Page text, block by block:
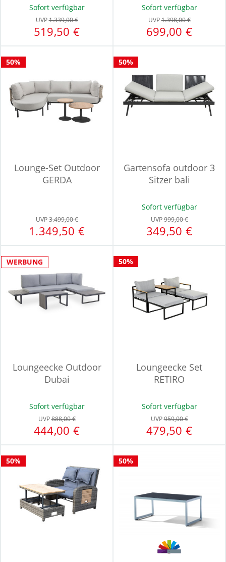
Sofort verfügbar
UVP1.339,00 €
519,50 €
Sofort verfügbar
UVP1.398,00 €
699,00 €
50%
Lounge-Set Outdoor
GERDA
UVP3.499,00 €
1.349,50 €
50%
Gartensofa outdoor 3
Sitzer bali
Sofort verfügbar
UVP999,00 €
349,50 €
WERBUNG
Loungeecke Outdoor
Dubai
Sofort verfügbar
UVP888,00 €
444,00 €
50%
Loungeecke Set
RETIRO
Sofort verfügbar
UVP959,00 €
479,50 €
50% 50%